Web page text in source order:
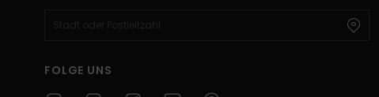
FOLGE UNS